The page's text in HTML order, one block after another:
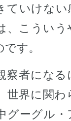
ていけない
、こういう
す。
察者になる
世界に関わ
グーグル・